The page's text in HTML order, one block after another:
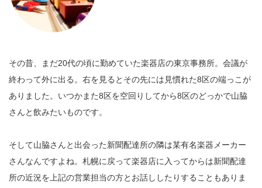
その昔、まだ20代の頃に勤めていた楽器店の東京事務所。会議が
終わって外に出る。右を見るとその先には見慣れた8区の端っこが
ありました。いつかまた8区を空回りしてから8区のどっかで山脇
さんと飲みたいものです。
そして山脇さんと出会った新聞配達所の隣は某有名楽器メーカー
さんなんですよね。札幌に戻って楽器店に入ってからは新聞配達
所の近況を上記の営業担当の方とお話ししたりすることもありま